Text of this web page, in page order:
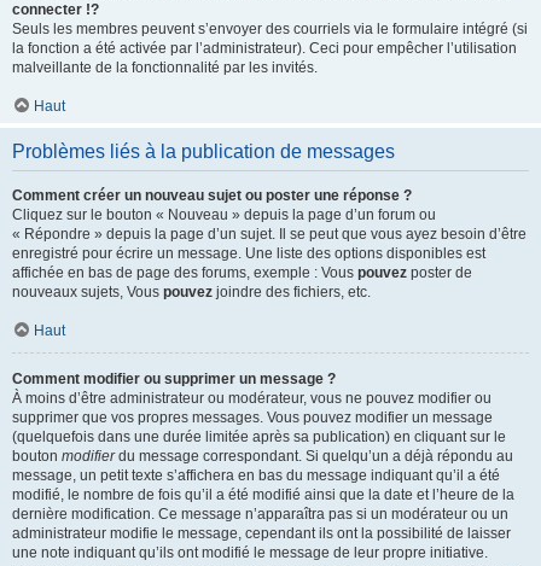
connecter !?
Seuls les membres peuvent s’envoyer des courriels via le formulaire intégré (si
la fonction a été activée par l’administrateur). Ceci pour empêcher l’utilisation
malveillante de la fonctionnalité par les invités.
Haut
Problèmes liés à la publication de messages
Comment créer un nouveau sujet ou poster une réponse ?
Cliquez sur le bouton « Nouveau » depuis la page d’un forum ou
« Répondre » depuis la page d’un sujet. Il se peut que vous ayez besoin d’être
enregistré pour écrire un message. Une liste des options disponibles est
affichée en bas de page des forums, exemple : Vous pouvez poster de
nouveaux sujets, Vous pouvez joindre des fichiers, etc.
Haut
Comment modifier ou supprimer un message ?
À moins d’être administrateur ou modérateur, vous ne pouvez modifier ou
supprimer que vos propres messages. Vous pouvez modifier un message
(quelquefois dans une durée limitée après sa publication) en cliquant sur le
bouton modifierdu message correspondant. Si quelqu’un a déjà répondu au
message, un petit texte s’affichera en bas du message indiquant qu’il a été
modifié, le nombre de fois qu’il a été modifié ainsi que la date et l’heure de la
dernière modification. Ce message n’apparaîtra pas si un modérateur ou un
administrateur modifie le message, cependant ils ont la possibilité de laisser
une note indiquant qu’ils ont modifié le message de leur propre initiative.